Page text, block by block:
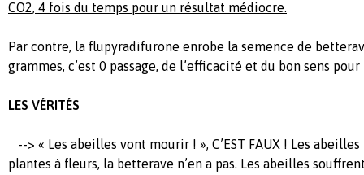
CO2, 4 fois du temps pour un résultat médiocre.
Par contre, la flupyradifurone enrobe la semence de
grammes, c’est 0 passage, de l’efficacité et du bon sens
LES VÉRITÉS
--> « Les abeilles vont mourir ! », C’EST FAUX ! Les
plantes à fleurs, la betterave n’en a pas. Les abeilles